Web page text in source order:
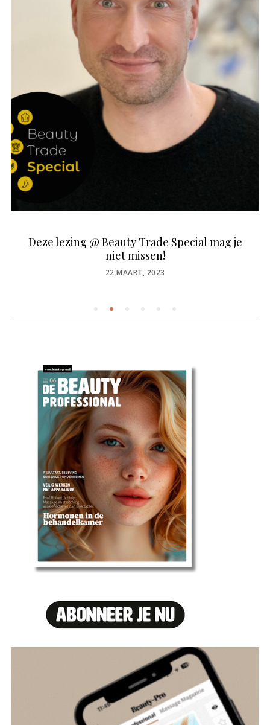
Deze lezing @ Beauty Trade Special mag je
niet missen!
POSTED
22 MAART, 2023